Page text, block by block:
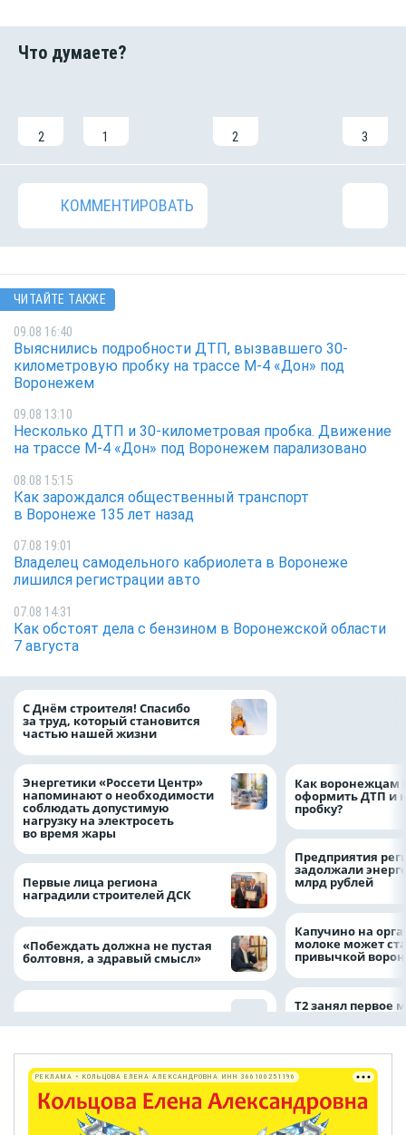
2 1 2 3
КОММЕНТИРОВАТЬ
ЧИТАЙТЕ ТАКЖЕ
09.08 16:40
Выяснились подробности ДТП, вызвавшего 30-
километровую пробку на трассе М-4 «Дон» под
Воронежем
09.08 13:10
Несколько ДТП и 30-километровая пробка. Движение
на трассе М-4 «Дон» под Воронежем парализовано
08.08 15:15
Как зарождался общественный транспорт
в Воронеже 135 лет назад
07.08 19:01
Владелец самодельного кабриолета в Воронеже
лишился регистрации авто
07.08 14:31
Как обстоят дела с бензином в Воронежской области
7 августа
С Днём строителя! Спасибо
за труд, который становится
частью нашей жизни
Энергетики «Россети Центр»
напоминают о необходимости
соблюдать допустимую
нагрузку на электросеть
во время жары
Первые лица региона
наградили строителей ДСК
«Побеждать должна не пустая
болтовня, а здравый смысл»
Как воронежцам
оформить ДТП и
пробку?
Предприятия
задолжали
млрд рублей
Капучино на
молоке может
привычкой
Т2 занял первое
РЕКЛАМА • КОЛЬЦОВА ЕЛЕНА АЛЕКСАНДРОВНА ИНН 366100251196